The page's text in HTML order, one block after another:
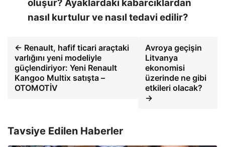
oluşur? Ayaklardaki kabarcıklardan
nasıl kurtulur ve nasıl tedavi edilir?
← Renault, hafif ticari araçtaki
varlığını yeni modeliyle
güçlendiriyor: Yeni Renault
Kangoo Multix satışta –
OTOMOTİV
Avroya geçişin
Litvanya
ekonomisi
üzerinde ne gibi
etkileri olacak?
→
Tavsiye Edilen Haberler